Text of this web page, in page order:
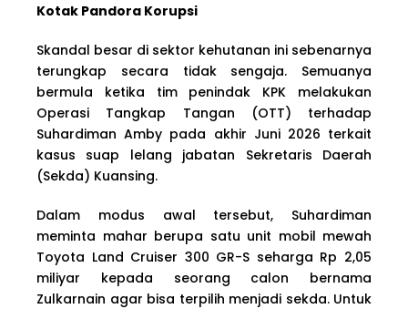
Kotak Pandora Korupsi
Skandal besar di sektor kehutanan ini sebenarnya
terungkap secara tidak sengaja. Semuanya
bermula ketika tim penindak KPK melakukan
Operasi Tangkap Tangan (OTT) terhadap
Suhardiman Amby pada akhir Juni 2026 terkait
kasus suap lelang jabatan Sekretaris Daerah
(Sekda) Kuansing.
Dalam modus awal tersebut, Suhardiman
meminta mahar berupa satu unit mobil mewah
Toyota Land Cruiser 300 GR-S seharga Rp 2,05
miliyar kepada seorang calon bernama
Zulkarnain agar bisa terpilih menjadi sekda. Untuk